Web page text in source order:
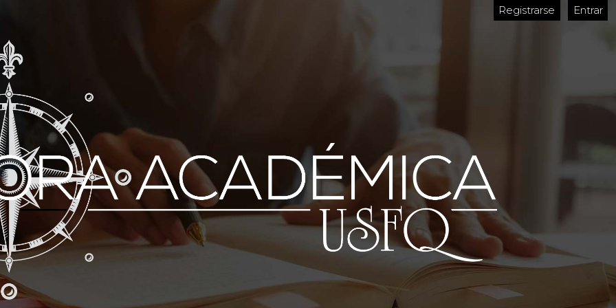
Registrarse Entrar